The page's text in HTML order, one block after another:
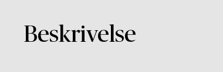
Beskrivelse